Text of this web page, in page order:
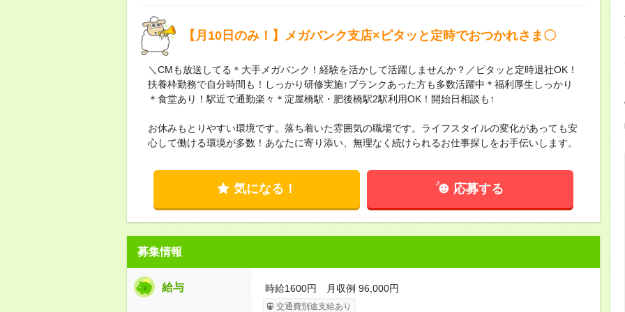
【月10日のみ！】メガバンク支店×ピタッと定時でおつかれさま〇
＼CMも放送してる＊大手メガバンク！経験を活かして活躍しませんか？／ピタッと定時退社OK！
扶養枠勤務で自分時間も！しっかり研修実施↑ブランクあった方も多数活躍中＊福利厚生しっかり
＊食堂あり！駅近で通勤楽々＊淀屋橋駅・肥後橋駅2駅利用OK！開始日相談も↑
お休みもとりやすい環境です。落ち着いた雰囲気の職場です。ライフスタイルの変化があっても安
心して働ける環境が多数！あなたに寄り添い、無理なく続けられるお仕事探しをお手伝いします。
気になる！ 応募する
募集情報
給与 時給1600円 月収例 96,000円
交通費別途支給あり